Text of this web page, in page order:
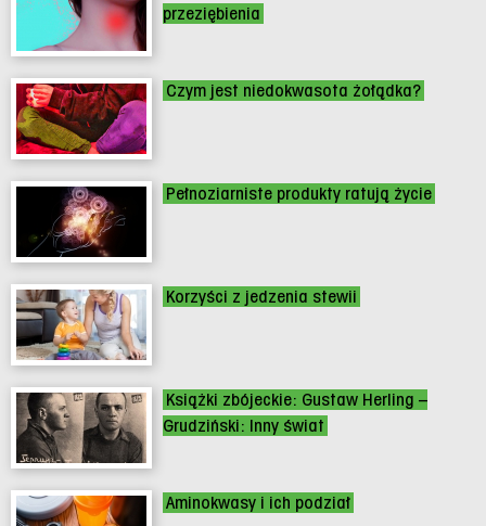
przeziębienia
Czym jest niedokwasota żołądka?
Pełnoziarniste produkty ratują życie
Korzyści z jedzenia stewii
Książki zbójeckie: Gustaw Herling –
Grudziński: Inny świat
Aminokwasy i ich podział